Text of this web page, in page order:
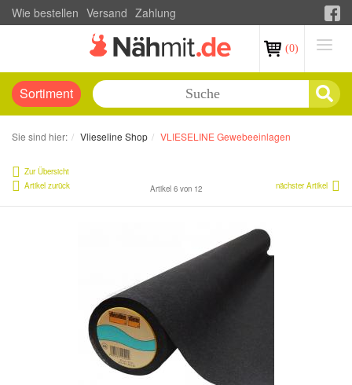
Wie bestellen Versand Zahlung
(0)
Sortiment
Sie sind hier: Vlieseline Shop VLIESELINE Gewebeeinlagen
Zur Übersicht
Artikel zurück
Artikel 6 von 12 nächster Artikel